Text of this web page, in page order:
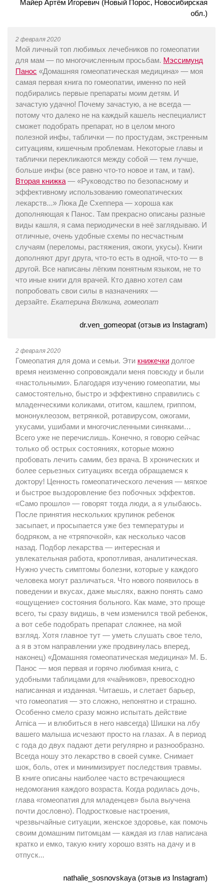
Майер Артём Игоревич (Новый Порос, Новосибирская
обл.)
2 февраля 2020
Мой личный топ любимых лечебников по гомеопатии
для мам — по многочисленным просьбам. Мэссимунд
Панос «Домашняя гомеопатическая медицина» — моя
самая первая книга по гомеопатии, именно по ней
подбирались первые препараты моим детям. И
зачастую удачно! Почему зачастую, а не всегда —
потому что далеко не на каждый кашель неспециалист
сможет подобрать препарат, но в целом много
полезной инфы, таблички — по простудам, экстренным
ситуациям, кишечным проблемам. Некоторые главы и
таблички перекликаются между собой — тем лучше,
больше инфы (все равно что-то новое и там, и там).
Вторая книжка — «Руководство по безопасному и
эффективному использованию гомеопатических
лекарств...» Люка Де Схеппера — хороша как
дополняющая к Панос. Там прекрасно описаны разные
виды кашля, я сама периодически в неё заглядываю. И
отличные, очень удобные схемы по несчастным
случаям (переломы, растяжения, ожоги, укусы). Книги
дополняют друг друга, что-то есть в одной, что-то — в
другой. Все написаны лёгким понятным языком, не то
что иные книги для врачей. Кто давно хотел сам
попробовать свои силы в назначениях —
дерзайте. Екатерина Вялкина, гомеопат
dr.ven_gomeopat (отзыв из Instagram)
2 февраля 2020
Гомеопатия для дома и семьи. Эти книжечки долгое
время неизменно сопровождали меня повсюду и были
«настольными». Благодаря изучению гомеопатии, мы
самостоятельно, быстро и эффективно справились с
младенческими коликами, отитом, кашлем, гриппом,
мононуклеозом, ветрянкой, ротавирусом, ожогами,
укусами, ушибами и многочисленными синяками…
Всего уже не перечислишь. Конечно, я говорю сейчас
только об острых состояниях, которые можно
пробовать лечить самим, без врача. В хронических и
более серьезных ситуациях всегда обращаемся к
доктору! Ценность гомеопатического лечения — мягкое
и быстрое выздоровление без побочных эффектов.
«Само прошло» — говорят тогда люди, а я улыбаюсь.
После принятия нескольких крупинок ребенок
засыпает, и просыпается уже без температуры и
бодряком, а не «тряпочкой», как несколько часов
назад. Подбор лекарства — интересная и
увлекательная работа, кропотливая, аналитическая.
Нужно учесть симптомы болезни, которые у каждого
человека могут различаться. Что нового появилось в
поведении и вкусах, даже мыслях, важно понять само
«ощущение» состояния больного. Как маме, это проще
всего, ты сразу видишь, в чем изменился твой ребенок,
а вот себе подобрать препарат сложнее, на мой
взгляд. Хотя главное тут — уметь слушать свое тело,
а я в этом направлении уже продвинулась вперед,
наконец) «Домашняя гомеопатическая медицина» М. Б.
Панос — моя первая и горячо любимая книга, с
удобными таблицами для «чайников», превосходно
написанная и изданная. Читаешь, и слетает барьер,
что гомеопатия — это сложно, непонятно и страшно.
Особенно смело сразу можно испытать действие
Arnica — и влюбиться в него навсегда) Шишки на лбу
вашего малыша исчезают просто на глазах. А в период
с года до двух падают дети регулярно и разнообразно.
Всегда ношу это лекарство в своей сумке. Снимает
шок, боль, отек и минимизирует последствия травмы.
В книге описаны наиболее часто встречающиеся
недомогания каждого возраста. Когда родилась дочь,
глава «гомеопатия для младенцев» была выучена
почти дословно). Подростковые настроения,
чрезвычайные ситуации, женское здоровье, как помочь
своим домашним питомцам — каждая из глав написана
кратко и емко, такую книгу хорошо взять на дачу и в
отпуск...
nathalie_sosnovskaya (отзыв из Instagram)